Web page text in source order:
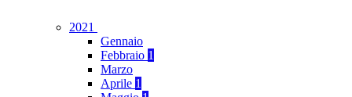
2021
Gennaio
Febbraio 1
Marzo
Aprile 1